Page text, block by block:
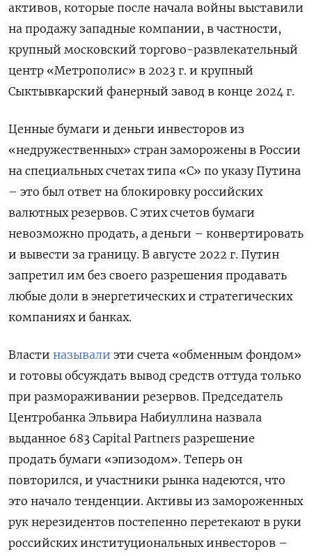
активов, которые после начала войны выставили
на продажу западные компании, в частности,
крупный московский торгово-развлекательный
центр «Метрополис» в 2023 г. и крупный
Сыктывкарский фанерный завод в конце 2024 г.
Ценные бумаги и деньги инвесторов из
«недружественных» стран заморожены в России
на специальных счетах типа «С» по указу Путина
– это был ответ на блокировку российских
валютных резервов. С этих счетов бумаги
невозможно продать, а деньги – конвертировать
и вывести за границу. В августе 2022 г. Путин
запретил им без своего разрешения продавать
любые доли в энергетических и стратегических
компаниях и банках.
Власти называли эти счета «обменным фондом»
и готовы обсуждать вывод средств оттуда только
при размораживании резервов. Председатель
Центробанка Эльвира Набиуллина назвала
выданное 683 Capital Partners разрешение
продать бумаги «эпизодом». Теперь он
повторился, и участники рынка надеются, что
это начало тенденции. Активы из замороженных
рук нерезидентов постепенно перетекают в руки
российских институциональных инвесторов –